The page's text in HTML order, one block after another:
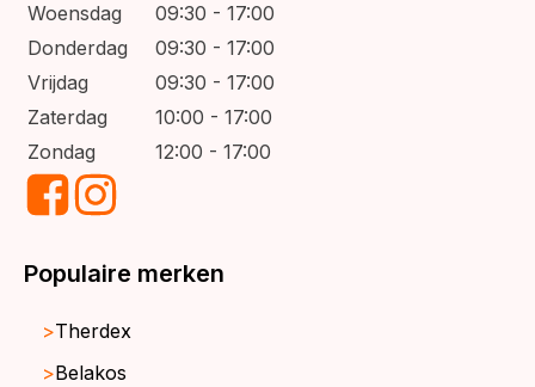
Woensdag
09:30 - 17:00
Donderdag
09:30 - 17:00
Vrijdag
09:30 - 17:00
Zaterdag
10:00 - 17:00
Zondag
12:00 - 17:00
Populaire merken
Therdex
Belakos